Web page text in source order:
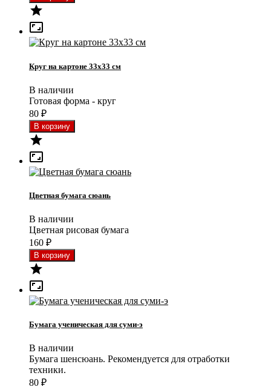


Круг на картоне 33x33 см
В наличии
Готовая форма - круг
80 ₽


Цветная бумага сюань
В наличии
Цветная рисовая бумага
160 ₽


Бумага ученическая для суми-э
В наличии
Бумага шенсюань. Рекомендуется для отработки
техники.
80 ₽